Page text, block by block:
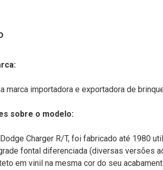
marca importadora e exportadora de
sobre o modelo:
Charger R/T, foi fabricado até 1980
fontal diferenciada (diversas versões
em vinil na mesma cor do seu